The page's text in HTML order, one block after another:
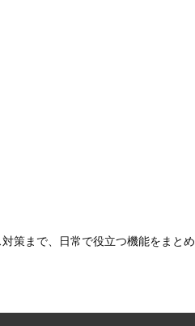
策まで、日常で役立つ機能をまと